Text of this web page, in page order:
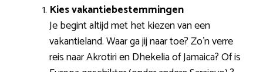
Kies vakantiebestemmingen
Je begint altijd met het kiezen van een
vakantieland. Waar ga jij naar toe? Zo’n verre
reis naar Akrotiri en Dhekelia of Jamaica? Of is